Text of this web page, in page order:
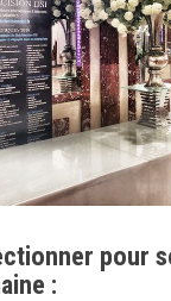
pour
: